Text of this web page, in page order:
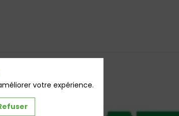
votre expérience.